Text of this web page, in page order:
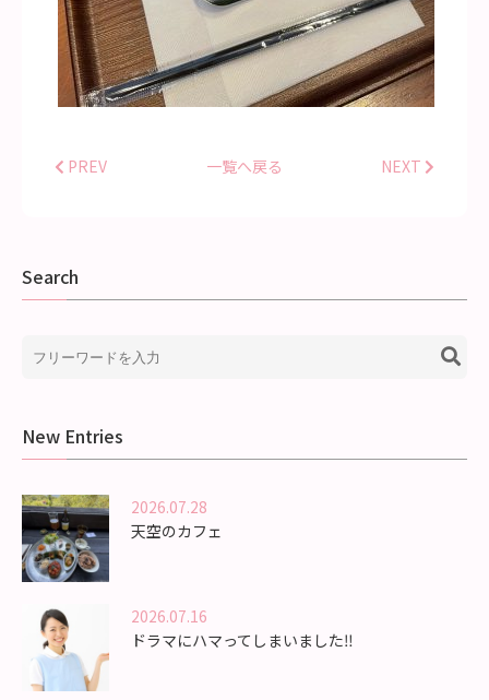
PREV 一覧へ戻る NEXT
Search
New Entries
2026.07.28
天空のカフェ
2026.07.16
ドラマにハマってしまいました‼️